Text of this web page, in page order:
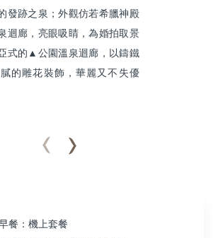
發跡之泉；外觀仿若希臘神殿
迴廊，亮眼吸睛，為婚拍取景
式的▲公園溫泉迴廊，以鑄鐵
的雕花裝飾，華麗又不失優
餐：機上套餐